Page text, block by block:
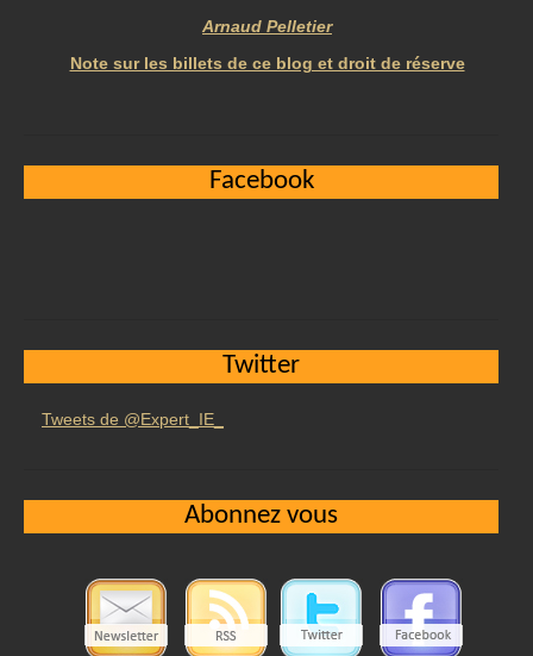
Arnaud Pelletier
Note sur les billets de ce blog et droit de réserve
Facebook
Twitter
Tweets de @Expert_IE_
Abonnez vous